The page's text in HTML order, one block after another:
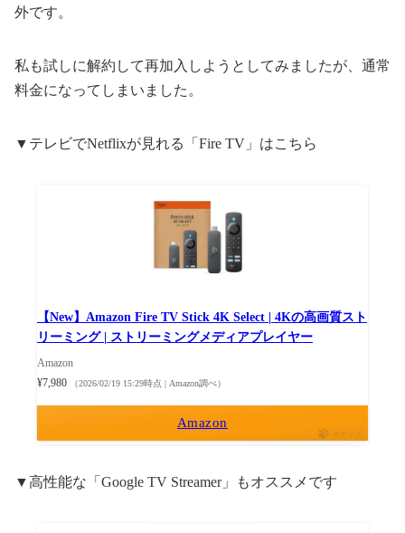
外です。
私も試しに解約して再加入しようとしてみましたが、通常
料金になってしまいました。
▼テレビでNetflixが見れる「Fire TV」はこちら
【New】Amazon Fire TV Stick 4K Select | 4Kの高画質スト
リーミング | ストリーミングメディアプレイヤー
Amazon
¥7,980
（2026/02/19 15:29時点 | Amazon調べ）
Amazon
ポチップ
▼高性能な「Google TV Streamer」もオススメです